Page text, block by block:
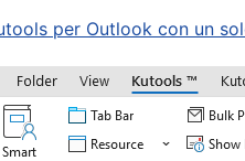
per Outlook con un